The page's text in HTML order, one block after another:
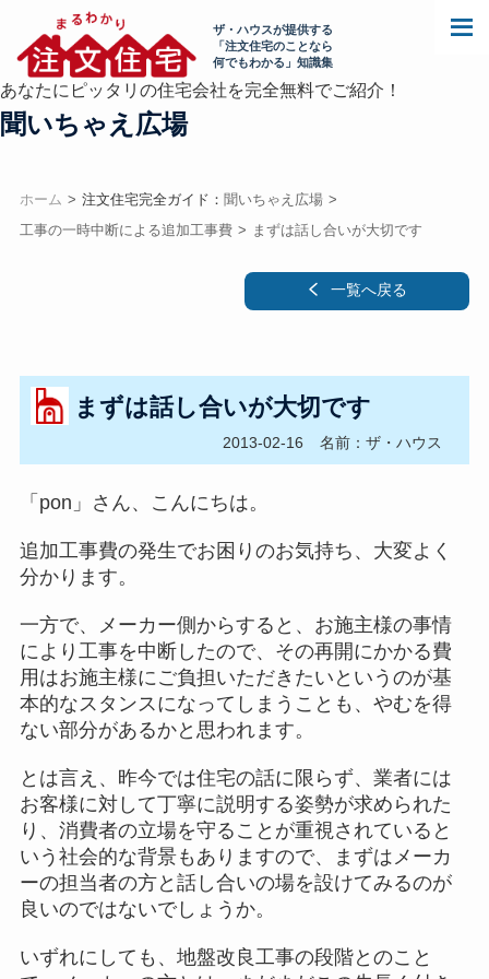
ザ・ハウスが提供する
「注文住宅のことなら
何でもわかる」知識集
あなたにピッタリの住宅会社を完全無料でご紹介！
聞いちゃえ広場
ホーム 注文住宅完全ガイド： 聞いちゃえ広場
工事の一時中断による追加工事費
まずは話し合いが大切です
一覧へ戻る
まずは話し合いが大切です
2013-02-16 名前：ザ・ハウス
「pon」さん、こんにちは。
追加工事費の発生でお困りのお気持ち、大変よく
分かります。
一方で、メーカー側からすると、お施主様の事情
により工事を中断したので、その再開にかかる費
用はお施主様にご負担いただきたいというのが基
本的なスタンスになってしまうことも、やむを得
ない部分があるかと思われます。
とは言え、昨今では住宅の話に限らず、業者には
お客様に対して丁寧に説明する姿勢が求められた
り、消費者の立場を守ることが重視されていると
いう社会的な背景もありますので、まずはメーカ
ーの担当者の方と話し合いの場を設けてみるのが
良いのではないでしょうか。
いずれにしても、地盤改良工事の段階とのこと